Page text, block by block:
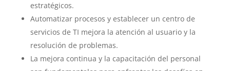
estratégicos.
Automatizar procesos y establecer un centro de
servicios de TI mejora la atención al usuario y la
resolución de problemas.
La mejora continua y la capacitación del personal